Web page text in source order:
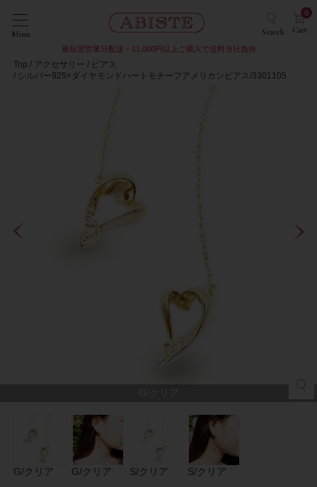
Menu Search Cart
0
最短翌営業日配送・11,000円以上ご購入で送料当社負担
Top アクセサリー
ピアス
シルバー925×ダイヤモンドハートモチーフアメリカンピアス/3301105
G/クリア G/クリア S/クリア S/クリア